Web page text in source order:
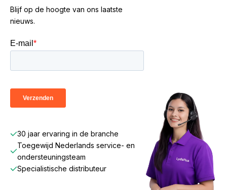
Blijf op de hoogte van ons laatste
nieuws.
30 jaar ervaring in de branche
Toegewijd Nederlands service- en
ondersteuningsteam
Specialistische distributeur